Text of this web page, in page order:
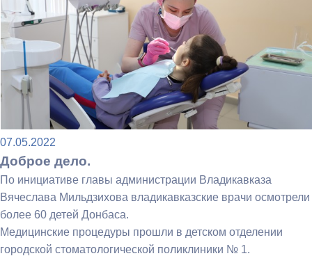
07.05.2022
Доброе дело.
По инициативе главы администрации Владикавказа
Вячеслава Мильдзихова владикавказские врачи осмотрели
более 60 детей Донбаса.
Медицинские процедуры прошли в детском отделении
городской стоматологической поликлиники № 1.